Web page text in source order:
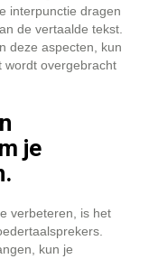
interpunctie dragen
de vertaalde tekst.
deze aspecten, kun
wordt overgebracht
je
verbeteren, is het
kun je